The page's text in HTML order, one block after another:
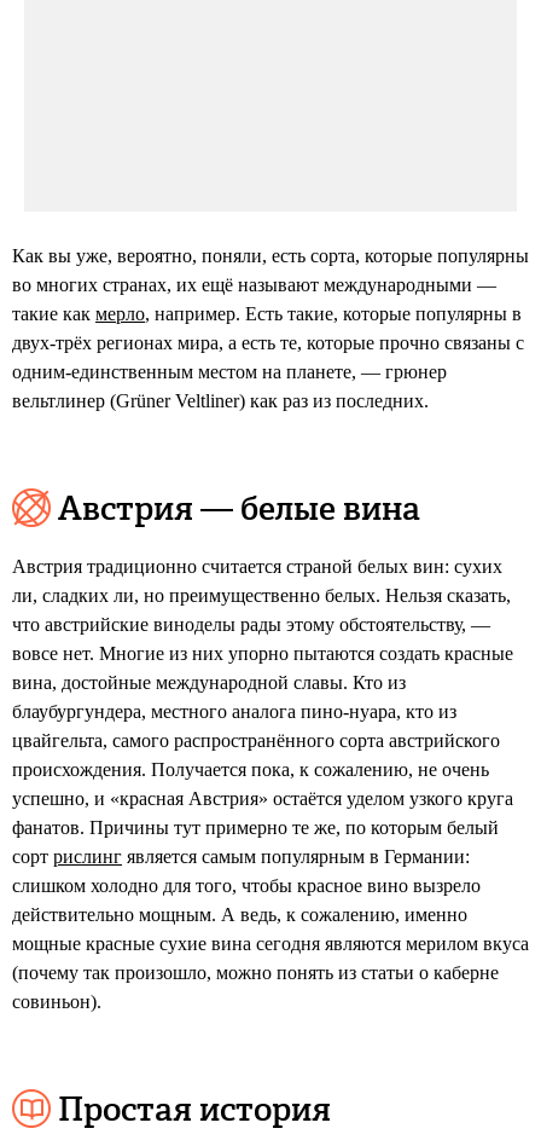
Как вы уже, вероятно, поняли, есть сорта, которые популярны
во многих странах, их ещё называют международными —
такие как мерло, например. Есть такие, которые популярны в
двух-трёх регионах мира, а есть те, которые прочно связаны с
одним-единственным местом на планете, — грюнер
вельтлинер (Grüner Veltliner) как раз из последних.
Австрия — белые вина
Австрия традиционно считается страной белых вин: сухих
ли, сладких ли, но преимущественно белых. Нельзя сказать,
что австрийские виноделы рады этому обстоятельству, —
вовсе нет. Многие из них упорно пытаются создать красные
вина, достойные международной славы. Кто из
блаубургундера, местного аналога пино-нуара, кто из
цвайгельта, самого распространённого сорта австрийского
происхождения. Получается пока, к сожалению, не очень
успешно, и «красная Австрия» остаётся уделом узкого круга
фанатов. Причины тут примерно те же, по которым белый
сорт рислинг является самым популярным в Германии:
слишком холодно для того, чтобы красное вино вызрело
действительно мощным. А ведь, к сожалению, именно
мощные красные сухие вина сегодня являются мерилом вкуса
(почему так произошло, можно понять из статьи о каберне
совиньон).
Простая история